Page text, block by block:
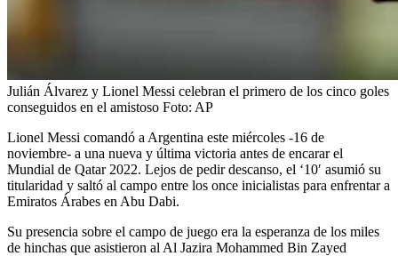
Julián Álvarez y Lionel Messi celebran el primero de los cinco goles
conseguidos en el amistoso Foto: AP
Lionel Messi comandó a Argentina este miércoles -16 de
noviembre- a una nueva y última victoria antes de encarar el
Mundial de Qatar 2022. Lejos de pedir descanso, el ‘10′ asumió su
titularidad y saltó al campo entre los once inicialistas para enfrentar a
Emiratos Árabes en Abu Dabi.
Su presencia sobre el campo de juego era la esperanza de los miles
de hinchas que asistieron al Al Jazira Mohammed Bin Zayed